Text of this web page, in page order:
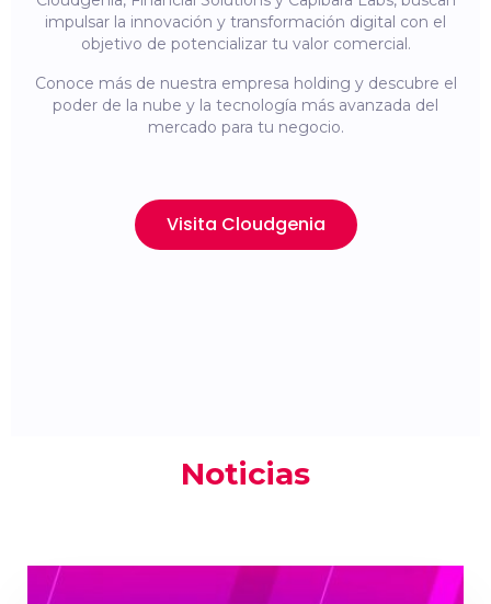
impulsar la innovación y transformación digital con el
objetivo de potencializar tu valor comercial.
Conoce más de nuestra empresa holding y descubre el
poder de la nube y la tecnología más avanzada del
mercado para tu negocio.
Visita Cloudgenia
Noticias